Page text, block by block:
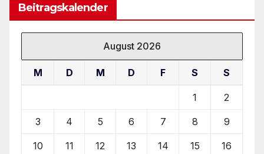
Beitragskalender
August 2026
M D M D F S S
1 2
3 4 5 6 7 8 9
10 11 12 13 14 15 16